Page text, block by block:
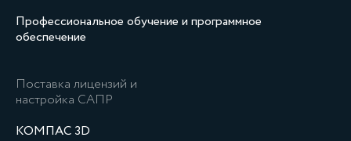
Профессиональное обучение и программное
обеспечение
Поставка лицензий и
настройка САПР
КОМПАС 3D